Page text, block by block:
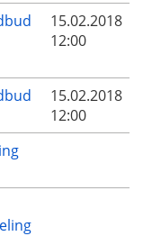
15.02.2018
12:00
15.02.2018
12:00